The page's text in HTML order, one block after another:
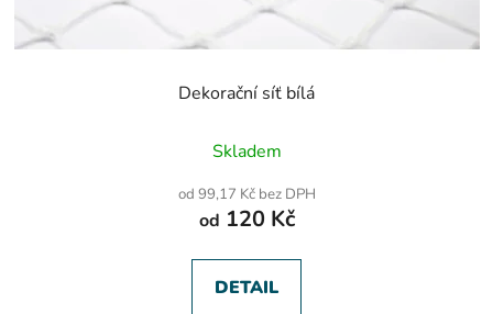
Dekorační síť bílá
hodnocení
je
5,0
5
hvězdiček.
Skladem
od 99,17 Kč bez DPH
od 120 Kč
DETAIL